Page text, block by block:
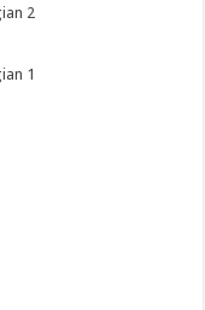
2
1